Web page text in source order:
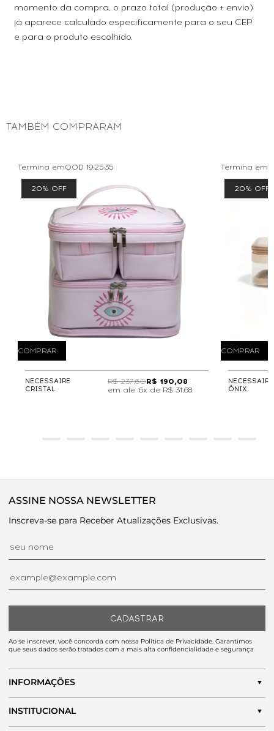
momento da compra, o prazo total (produção + envio)
já aparece calculado especificamente para o seu CEP
e para o produto escolhido.
TAMBÉM COMPRARAM
20% OFF
COMPRAR
NECESSAIRE
CRISTAL
R$ 237,60R$ 190,08
6x de R$ 31,68
Termina em00D 19:25:35
20% OFF
COMPRAR
NECESSAIRE
ÔNIX
Termina em
ASSINE NOSSA NEWSLETTER
Inscreva-se para Receber Atualizações Exclusivas.
CADASTRAR
Ao se inscrever, você concorda com nossa Política de Privacidade. Garantimos
que seus dados serão tratados com a mais alta confidencialidade e segurança
INFORMAÇÕES
INSTITUCIONAL